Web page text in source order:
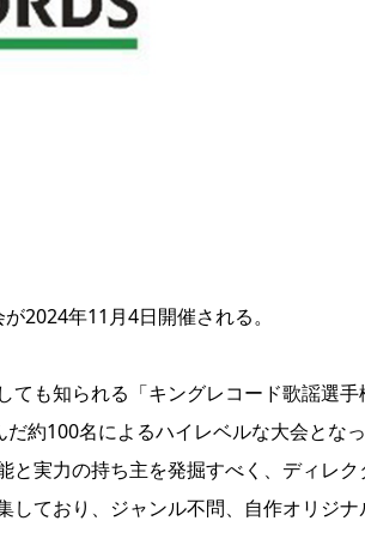
2024年11月4日開催される。
も知られる「キングレコード歌謡選手
約100名によるハイレベルな大会とな
と実力の持ち主を発掘すべく、ディレク
しており、ジャンル不問、自作オリジナ